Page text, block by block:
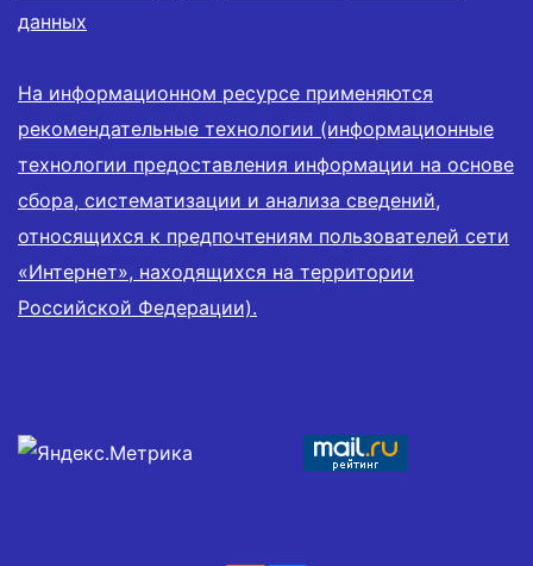
данных
На информационном ресурсе применяются
рекомендательные технологии (информационные
технологии предоставления информации на основе
сбора, систематизации и анализа сведений,
относящихся к предпочтениям пользователей сети
«Интернет», находящихся на территории
Российской Федерации).